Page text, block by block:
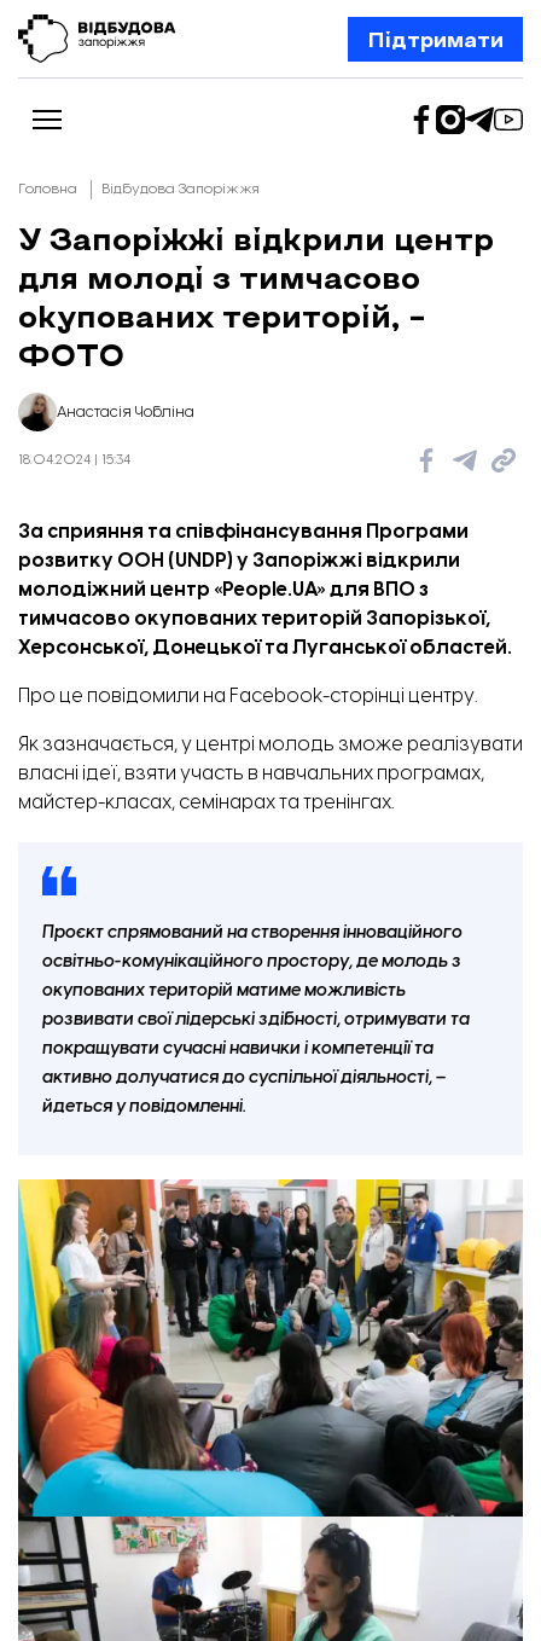
Підтримати
Новини
Відбудова Запоріжжя
Ексклюзив
Бізнес
Шлях додому
Колонки
Про нас
Редакційна політика
Головна Відбудова Запоріжжя
У Запоріжжі відкрили центр
для молоді з тимчасово
окупованих територій, –
ФОТО
Анастасія Чобліна
18.04.2024 | 15:34
За сприяння та співфінансування Програми
розвитку ООН (UNDP) у Запоріжжі відкрили
молодіжний центр «People.UA» для ВПО з
тимчасово окупованих територій Запорізької,
Херсонської, Донецької та Луганської областей.
Про це повідомили на Facebook-сторінці центру.
Як зазначається, у центрі молодь зможе реалізувати
власні ідеї, взяти участь в навчальних програмах,
майстер-класах, семінарах та тренінгах.
Проєкт спрямований на створення інноваційного
освітньо-комунікаційного простору, де молодь з
окупованих територій матиме можливість
розвивати свої лідерські здібності, отримувати та
покращувати сучасні навички і компетенції та
активно долучатися до суспільної діяльності, –
йдеться у повідомленні.